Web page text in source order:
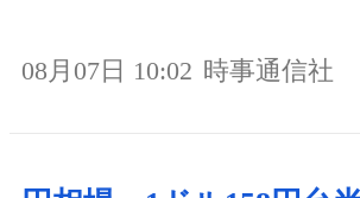
08月07日 10:02 時事通信社